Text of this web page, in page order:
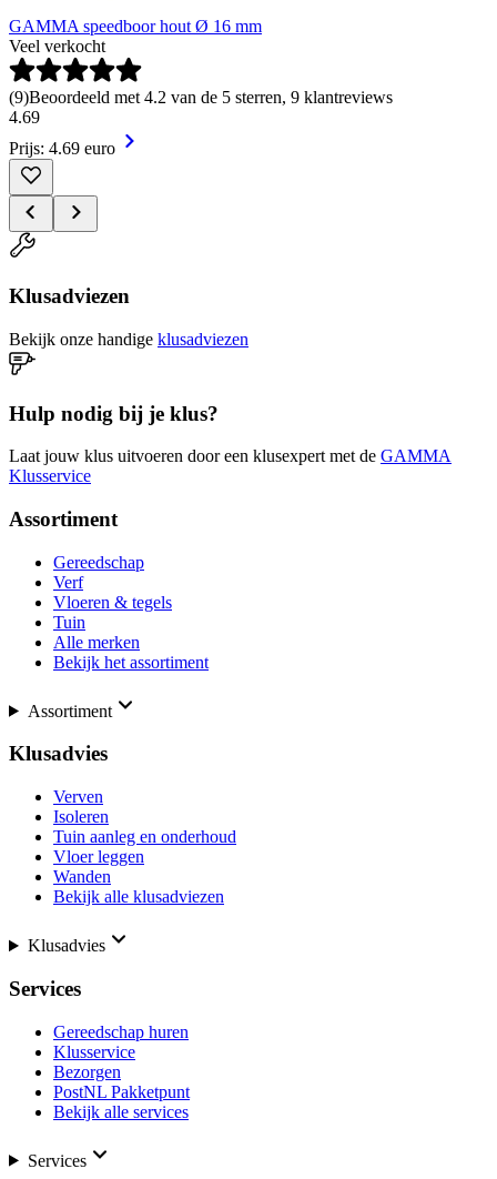
GAMMA speedboor hout Ø 16 mm
Veel verkocht
(9)Beoordeeld met 4.2 van de 5 sterren, 9 klantreviews
4.69
Prijs: 4.69 euro
Klusadviezen
Bekijk onze handige klusadviezen
Hulp nodig bij je klus?
Laat jouw klus uitvoeren door een klusexpert met de GAMMA
Klusservice
Assortiment
Gereedschap
Verf
Vloeren & tegels
Tuin
Alle merken
Bekijk het assortiment
Assortiment
Klusadvies
Verven
Isoleren
Tuin aanleg en onderhoud
Vloer leggen
Wanden
Bekijk alle klusadviezen
Klusadvies
Services
Gereedschap huren
Klusservice
Bezorgen
PostNL Pakketpunt
Bekijk alle services
Services